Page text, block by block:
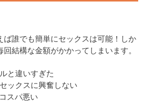
ば誰でも簡単にセックスは可能！しか
結構な金額がかかってしまいます。
と違いすぎた
ックスに興奮しない
スパ悪い